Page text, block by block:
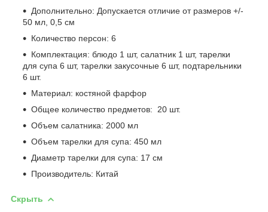
Дополнительно: Допускается отличие от размеров +/-
50 мл, 0,5 см
Количество персон: 6
Комплектация: блюдо 1 шт, салатник 1 шт, тарелки
для супа 6 шт, тарелки закусочные 6 шт, подтарельники
6 шт.
Материал: костяной фарфор
Общее количество предметов: 20 шт.
Объем салатника: 2000 мл
Объем тарелки для супа: 450 мл
Диаметр тарелки для супа: 17 см
Производитель: Китай
Скрыть